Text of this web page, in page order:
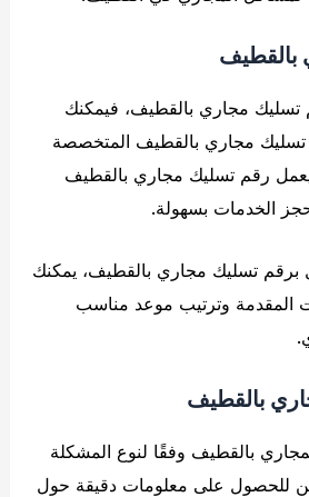
بالقطيف
مجاري بالقطيف، فيمكنك
مجاري بالقطيف المتخصصة
رقم تسليك مجاري بالقطيف
الخدمات بسهولة.
برقم تسليك مجاري بالقطيف، يمكنك
المقدمة وترتيب موعد مناسب
بالقطيف
بالقطيف وفقًا لنوع المشكلة
للحصول على معلومات دقيقة حول